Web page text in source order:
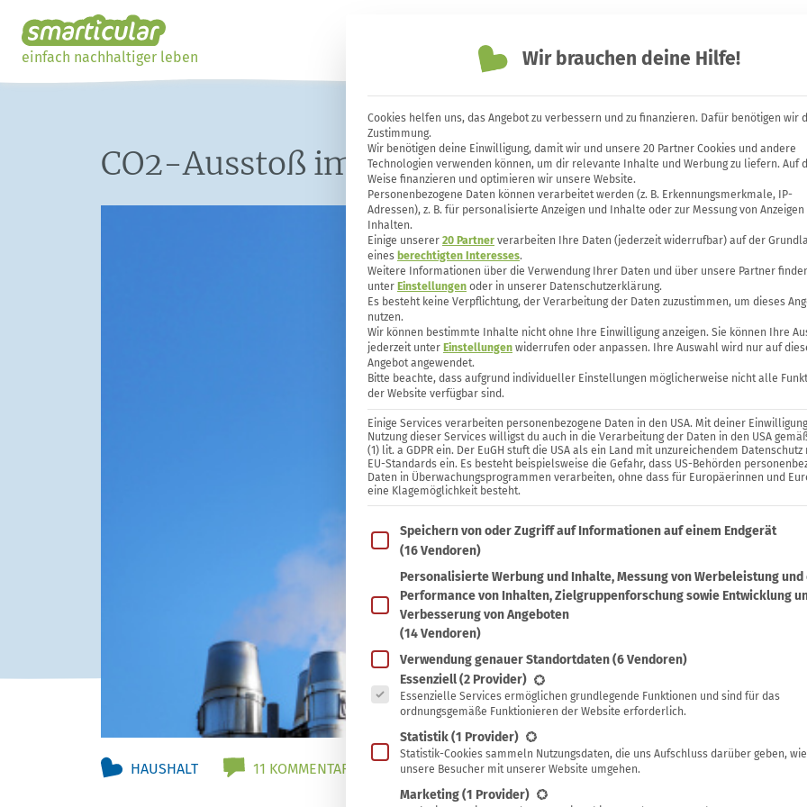
einfach nachhaltiger leben
CO2-Ausstoß im Alltag reduzieren – 6
HAUSHALT 11 KOMMENTARE Sylvia Jahns
Wir brauchen deine Hilfe!
Cookies helfen uns, das Angebot zu verbessern und zu finanzieren. Dafür benötigen wir
Zustimmung.
Wir benötigen deine Einwilligung, damit wir und unsere 20 Partner Cookies und andere
Technologien verwenden können, um dir relevante Inhalte und Werbung zu liefern. Auf
Weise finanzieren und optimieren wir unsere Website.
Personenbezogene Daten können verarbeitet werden (z. B. Erkennungsmerkmale, IP-
Adressen), z. B. für personalisierte Anzeigen und Inhalte oder zur Messung von Anzeigen
Inhalten.
Einige unserer 20 Partner verarbeiten Ihre Daten (jederzeit widerrufbar) auf der
eines berechtigten Interesses.
Weitere Informationen über die Verwendung Ihrer Daten und über unsere Partner
unter Einstellungen oder in unserer Datenschutzerklärung.
Es besteht keine Verpflichtung, der Verarbeitung der Daten zuzustimmen, um dieses
nutzen.
Wir können bestimmte Inhalte nicht ohne Ihre Einwilligung anzeigen. Sie können Ihre
jederzeit unter Einstellungen widerrufen oder anpassen. Ihre Auswahl wird nur auf
Angebot angewendet.
Bitte beachte, dass aufgrund individueller Einstellungen möglicherweise nicht alle
der Website verfügbar sind.
Einige Services verarbeiten personenbezogene Daten in den USA. Mit deiner
Nutzung dieser Services willigst du auch in die Verarbeitung der Daten in den USA
(1) lit. a GDPR ein. Der EuGH stuft die USA als ein Land mit unzureichendem Datenschutz
EU-Standards ein. Es besteht beispielsweise die Gefahr, dass US-Behörden
Daten in Überwachungsprogrammen verarbeiten, ohne dass für Europäerinnen und
eine Klagemöglichkeit besteht.
Im Folgenden findest du eine Liste der Zwecke des IAB
Speichern von oder Zugriff auf Informationen auf einem Endgerät
(16 Vendoren)
Personalisierte Werbung und Inhalte, Messung von Werbeleistung und
Performance von Inhalten, Zielgruppenforschung sowie Entwicklung
Verbesserung von Angeboten
(14 Vendoren)
Verwendung genauer Standortdaten(6 Vendoren)
Es folgt eine Liste der Service-Gruppen, für die eine Einwilligung
Essenziell(2 Provider)
Essenzielle Services ermöglichen grundlegende Funktionen und sind für das
ordnungsgemäße Funktionieren der Website erforderlich.
Statistik(1 Provider)
Statistik-Cookies sammeln Nutzungsdaten, die uns Aufschluss darüber geben, wie
unsere Besucher mit unserer Website umgehen.
Marketing(1 Provider)